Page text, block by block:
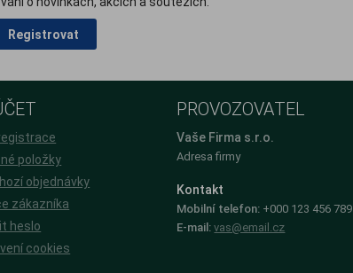
Registrovat
položky
objednávky
zákazníka
heslo
cookies
PROVOZOVATEL
Vaše Firma s.r.o.
Adresa firmy
Kontakt
Mobilní telefon: +000 123 456 789
E-mail:vas@email.cz